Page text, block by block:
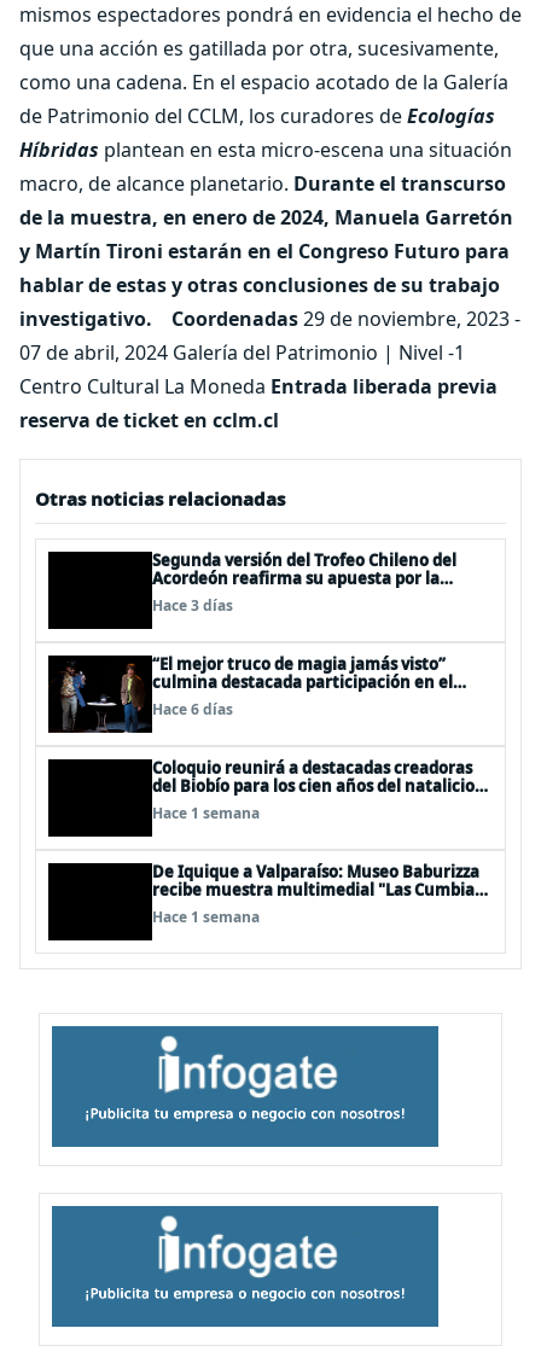
mismos espectadores pondrá en evidencia el hecho de
que una acción es gatillada por otra, sucesivamente,
como una cadena. En el espacio acotado de la Galería
de Patrimonio del CCLM, los curadores deEcologías
Híbridas plantean en esta micro-escena una situación
macro, de alcance planetario. Durante el transcurso
de la muestra, en enero de 2024, Manuela Garretón
y Martín Tironi estarán en el Congreso Futuro para
hablar de estas y otras conclusiones de su trabajo
investigativo.
Coordenadas29 de noviembre, 2023 -
07 de abril, 2024 Galería del Patrimonio | Nivel -1
Centro Cultural La Moneda Entrada liberada previa
reserva de ticket en cclm.cl
Otras noticias relacionadas
Segunda versión del Trofeo Chileno del
Acordeón reafirma su apuesta por la
profesionalización del instrumento en
Chile
Hace 3 días
“El mejor truco de magia jamás visto”
culmina destacada participación en el
Festival Off Avignon 2026
Hace 6 días
Coloquio reunirá a destacadas creadoras
del Biobío para los cien años del natalicio
del artista textil y artesano tomecino
Héctor Herrera “El Pajarero”
Hace 1 semana
De Iquique a Valparaíso: Museo Baburizza
recibe muestra multimedial "Las Cumbias
que escuchamos allá arriba"
Hace 1 semana